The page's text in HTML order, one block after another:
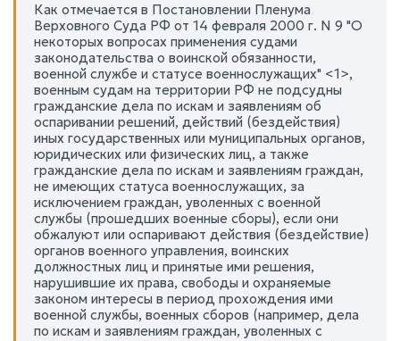
Как отмечается в Постановлении Пленума
Верховного Суда РФ от 14 февраля 2000 г. N 9 "О
некоторых вопросах применения судами
законодательства о воинской обязанности,
военной службе и статусе военнослужащих" <1>,
военным судам на территории РФ не подсудны
гражданские дела по искам и заявлениям об
оспаривании решений, действий (бездействия)
иных государственных или муниципальных органов,
юридических или физических лиц, а также
гражданские дела по искам и заявлениям граждан,
не имеющих статуса военнослужащих, за
исключением граждан, уволенных с военной
службы (прошедших военные сборы), если они
обжалуют или оспаривают действия (бездействие)
органов военного управления, воинских
должностных лиц и принятые ими решения,
нарушившие их права, свободы и охраняемые
законом интересы в период прохождения ими
военной службы, военных сборов (например, дела
по искам и заявлениям граждан, уволенных с